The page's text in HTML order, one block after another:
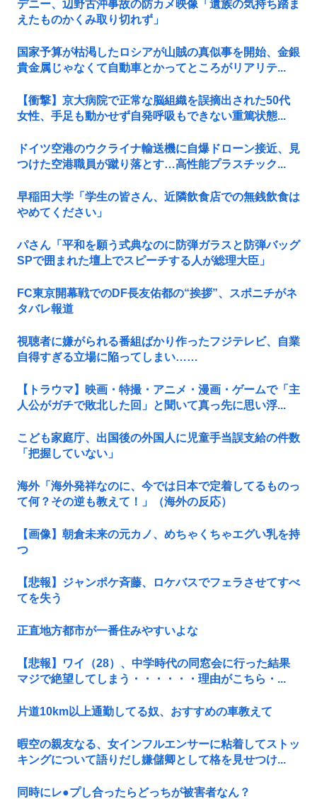
デニー、辺野古沖事故の防カメ映像「遺族の気持ち踏ま
えたものかくみ取り切れず」
国家予算が枯渇したロシアが山賊の真似事を開始、金銀
貴金属じゃなくて自動車とかってところがリアリテ...
【衝撃】京大病院で正常な脳組織を誤摘出された50代
女性、手足も動かせず自発呼吸もできない重篤状態...
ドイツ空港のウクライナ輸送機に自爆ドローン接近、見
つけた空港職員が蹴り落とす…高性能プラスチック...
早稲田大学「学生の皆さん、近隣飲食店での無銭飲食は
やめてください」
パさん「平和を願う式典なのに防弾ガラスと防弾バッグ
SPで囲まれた壇上でスピーチする人が総理大臣」
FC東京開幕戦でのDF長友佑都の“挨拶”、スポニチがネ
タバレ報道
視聴者に嫌がられる番組ばかり作ったフジテレビ、自業
自得すぎる立場に陥ってしまい……
【トラウマ】映画・特撮・アニメ・漫画・ゲームで「主
人公がガチで敗北した回」と聞いて真っ先に思い浮...
こども家庭庁、出国後の外国人に児童手当誤支給の件数
「把握していない」
海外「海外発祥なのに、今では日本で定着してるものっ
て何？その逆も教えて！」（海外の反応）
【画像】朝倉未来の元カノ、めちゃくちゃエグい乳を持
つ
【悲報】ジャンポケ斉藤、ロケバスでフェラさせてすべ
てを失う
正直地方都市が一番住みやすいよな
【悲報】ワイ（28）、中学時代の同窓会に行った結果
マジで絶望してしまう・・・・・・理由がこちら・...
片道10km以上通勤してる奴、おすすめの車教えて
暇空の親友なる、女インフルエンサーに粘着してストッ
キングについて語りだし嫌儲卿として格を見せつけ...
同時にレ●プし合ったらどっちが被害者なん？